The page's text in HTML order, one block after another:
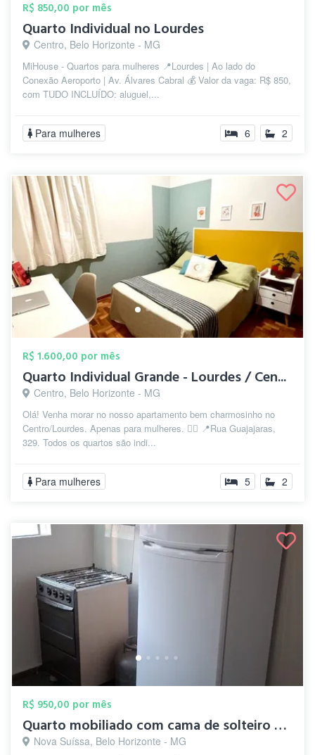
R$ 850,00 por mês
Quarto Individual no Lourdes
Centro, Belo Horizonte - MG
MiHouse - Quartos para mulheres 📍Lourdes | Ao lado do
Conexão Aeroporto | Av. Álvares Cabral 💰 Valor da vaga: R$ 850,
com TUDO INCLUÍDO: aluguel,...
Para mulheres 6 2
R$ 1.600,00 por mês
Quarto Individual Grande - Lourdes / Cen...
Centro, Belo Horizonte - MG
Olá! Venha morar no nosso apartamento bem charmosinho no
Centro/Lourdes. Apenas para mulheres. 🧚‍♀️ 📍Rua Guajajaras,
329. Todos os quartos são indi...
Para mulheres 5 2
R$ 950,00 por mês
Quarto mobiliado com cama de solteiro e ...
Nova Suíssa, Belo Horizonte - MG